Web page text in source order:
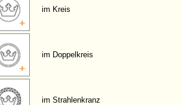
im Kreis
im Doppelkreis
im Strahlenkranz